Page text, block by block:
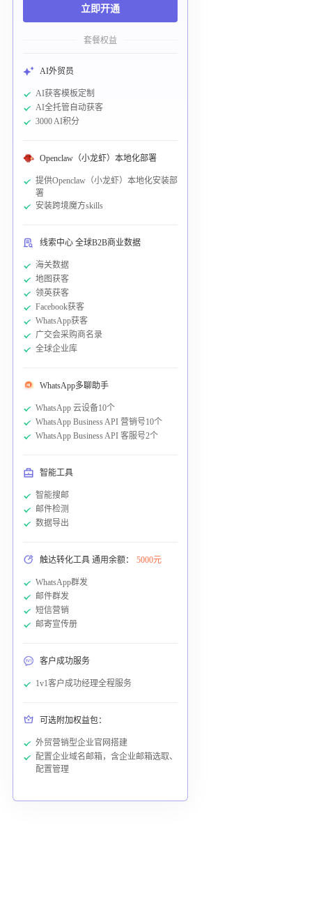
立即开通
套餐权益
AI外贸员
AI获客模板定制
AI全托管自动获客
3000 AI积分
Openclaw（小龙虾）本地化部署
提供Openclaw（小龙虾）本地化安装部
署
安装跨境魔方skills
线索中心 全球B2B商业数据
海关数据
地图获客
领英获客
Facebook获客
WhatsApp获客
广交会采购商名录
全球企业库
WhatsApp多聊助手
WhatsApp 云设备10个
WhatsApp Business API 营销号10个
WhatsApp Business API 客服号2个
智能工具
智能搜邮
邮件检测
数据导出
触达转化工具 通用余额： 5000元
WhatsApp群发
邮件群发
短信营销
邮寄宣传册
客户成功服务
1v1客户成功经理全程服务
可选附加权益包：
外贸营销型企业官网搭建
配置企业域名邮箱，含企业邮箱选取、
配置管理